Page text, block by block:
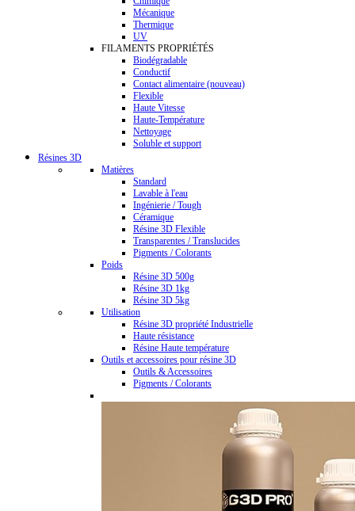
Mécanique
Thermique
UV
FILAMENTS PROPRIÉTÉS
Biodégradable
Conductif
Contact alimentaire (nouveau)
Flexible
Haute Vitesse
Haute-Température
Nettoyage
Soluble et support
Résines 3D
Matières
Standard
Lavable à l'eau
Ingénierie / Tough
Céramique
Résine 3D Flexible
Transparentes / Translucides
Pigments / Colorants
Poids
Résine 3D 500g
Résine 3D 1kg
Résine 3D 5kg
Utilisation
Résine 3D propriété Industrielle
Haute résistance
Résine Haute température
Outils et accessoires pour résine 3D
Outils & Accessoires
Pigments / Colorants